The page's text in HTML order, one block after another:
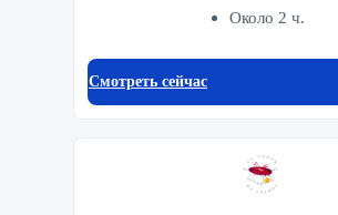
Около 2 ч.
Смотреть сейчас